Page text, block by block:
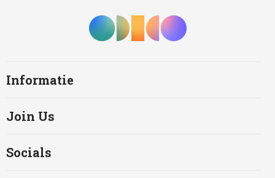
Informatie
Join Us
Socials